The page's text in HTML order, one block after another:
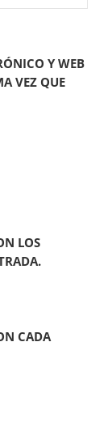
Y WEB
VEZ QUE
LOS
CADA